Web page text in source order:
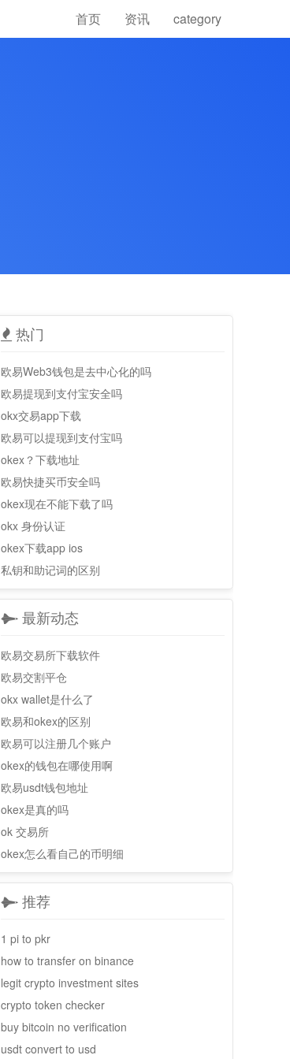
首页 资讯 category
热门
欧易Web3钱包是去中心化的吗
欧易提现到支付宝安全吗
okx交易app下载
欧易可以提现到支付宝吗
okex？下载地址
欧易快捷买币安全吗
okex现在不能下载了吗
okx 身份认证
okex下载app ios
私钥和助记词的区别
最新动态
欧易交易所下载软件
欧易交割平仓
okx wallet是什么了
欧易和okex的区别
欧易可以注册几个账户
okex的钱包在哪使用啊
欧易usdt钱包地址
okex是真的吗
ok 交易所
okex怎么看自己的币明细
推荐
1 pi to pkr
how to transfer on binance
legit crypto investment sites
crypto token checker
buy bitcoin no verification
usdt convert to usd